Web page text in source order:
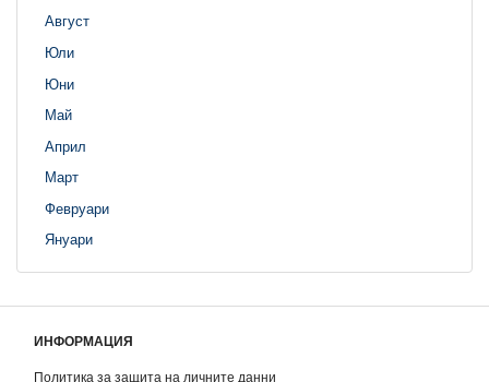
Август
Юли
Юни
Май
Април
Март
Февруари
Януари
ИНФОРМАЦИЯ
Политика за защита на личните данни